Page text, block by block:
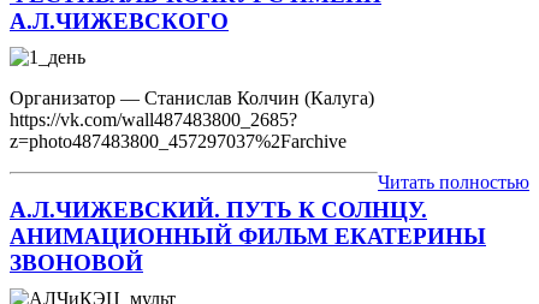
А.Л.ЧИЖЕВСКОГО
Организатор — Станислав Колчин (Калуга)
https://vk.com/wall487483800_2685?
z=photo487483800_457297037%2Farchive
Читать полностью
А.Л.ЧИЖЕВСКИЙ. ПУТЬ К СОЛНЦУ.
АНИМАЦИОННЫЙ ФИЛЬМ ЕКАТЕРИНЫ
ЗВОНОВОЙ